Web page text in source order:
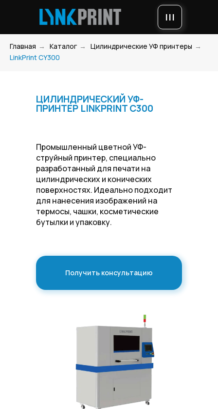
|||
Главная → Каталог → Цилиндрические УФ принтеры →
LinkPrint CY300
ЦИЛИНДРИЧЕСКИЙ УФ-
ПРИНТЕР LINKPRINT С300
Промышленный цветной УФ-
струйный принтер, специально
разработанный для печати на
цилиндрических и конических
поверхностях. Идеально подходит
для нанесения изображений на
термосы, чашки, косметические
бутылки и упаковку.
Получить консультацию